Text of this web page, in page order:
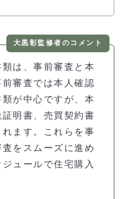
大黒彰監修者のコメント
は、事前審査と本
審査では本人確認
が中心ですが、本
明書、売買契約書
ます。これらを事
をスムーズに進め
ュールで住宅購入